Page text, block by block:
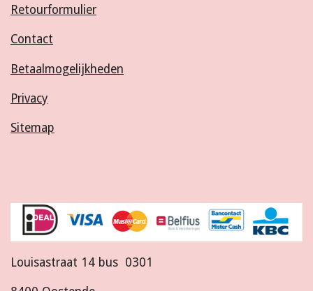
Retourformulier
Contact
Betaalmogelijkheden
Privacy
Sitemap
Louisastraat 14 bus 0301